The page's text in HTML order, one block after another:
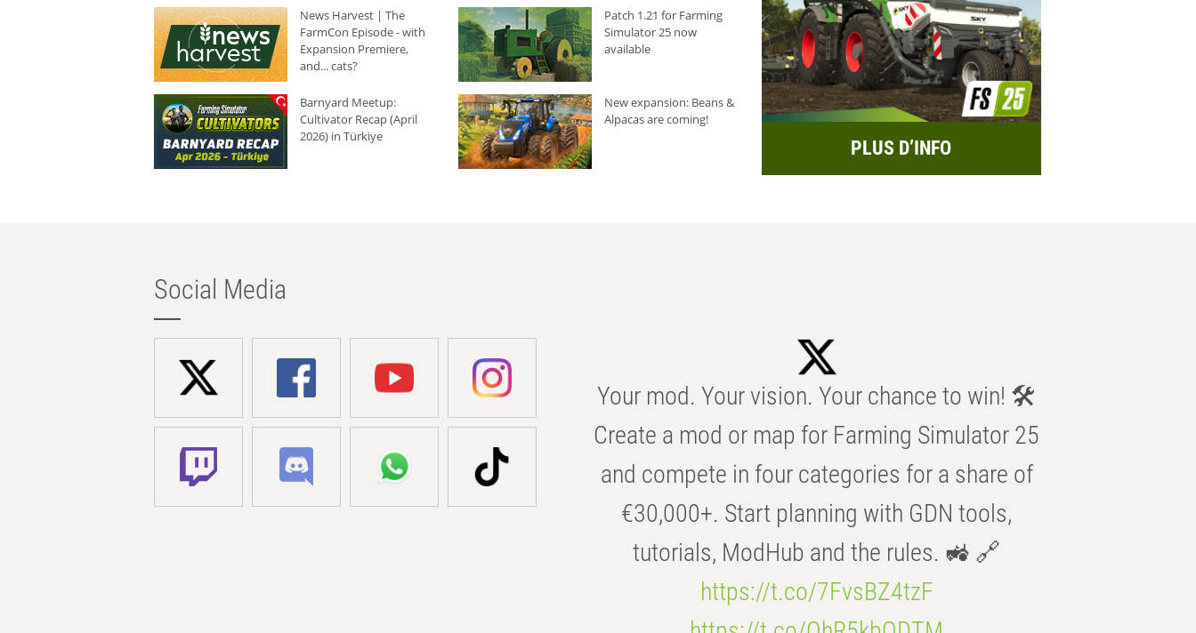
News Harvest | The
FarmCon Episode - with
Expansion Premiere,
and... cats?
Patch 1.21 for Farming
Simulator 25 now
available
Barnyard Meetup:
Cultivator Recap (April
2026) in Türkiye
New expansion: Beans &
Alpacas are coming!
PLUS D’INFO
Social Media
Your mod. Your vision. Your chance to win! 🛠️
Create a mod or map for Farming Simulator 25
and compete in four categories for a share of
€30,000+. Start planning with GDN tools,
tutorials, ModHub and the rules. 🚜 🔗
https://t.co/7FvsBZ4tzF